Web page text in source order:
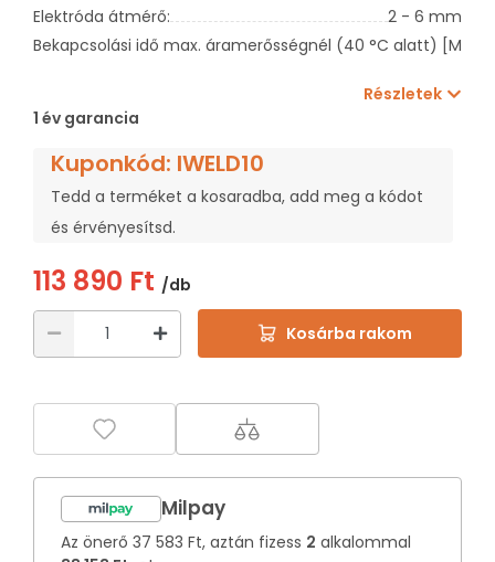
Elektróda átmérő:
2 - 6 mm
Bekapcsolási idő max. áramerősségnél (40 °C alatt) [MMA]:
Részletek
1 év garancia
Kuponkód: IWELD10
Tedd a terméket a kosaradba, add meg a kódot
és érvényesítsd.
113 890 Ft /db
Kosárba rakom
Milpay
Az önerő 37 583 Ft, aztán fizess 2 alkalommal